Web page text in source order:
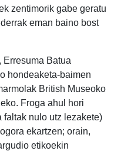
zentimorik gabe geratu
eman baino bost
Erresuma Batua
hondeaketa-baimen
British Museoko
Froga ahul hori
faltak nulo utz lezakete)
ekartzen; orain,
etikoekin